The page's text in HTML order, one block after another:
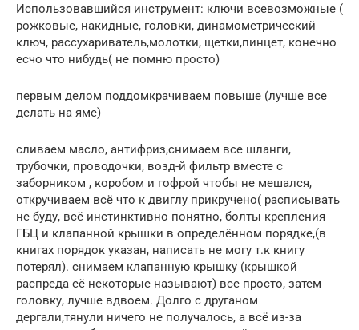
Использовавшийся инструмент: ключи всевозможные (
рожковые, накидные, головки, динамометрический
ключ, рассухариватель,молотки, щетки,пинцет, конечно
есчо что нибудь( не помню просто)
первым делом поддомкрачиваем повыше (лучше все
делать на яме)
сливаем масло, антифриз,снимаем все шланги,
трубочки, проводочки, возд-й фильтр вместе с
заборником , коробом и гофрой чтобы не мешался,
откручиваем всё что к двиглу прикручено( расписывать
не буду, всё инстинктивно понятно, болты крепления
ГБЦ и клапанной крышки в определённом порядке,(в
книгах порядок указан, написать не могу т.к книгу
потерял). снимаем клапанную крышку (крышкой
распреда её некоторые называют) все просто, затем
головку, лучше вдвоем. Долго с друганом
дергали,тянули ничего не получалось, а всё из-за